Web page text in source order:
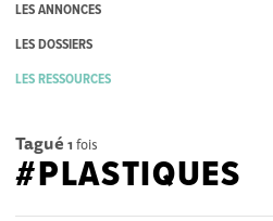
LES ANNONCES
LES DOSSIERS
LES RESSOURCES
Tagué 1 fois
#PLASTIQUES